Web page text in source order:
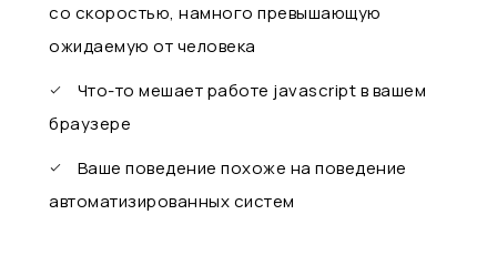
со скоростью, намного превышающую
ожидаемую от человека
Что-то мешает работе javascript в вашем
браузере
Ваше поведение похоже на поведение
автоматизированных систем